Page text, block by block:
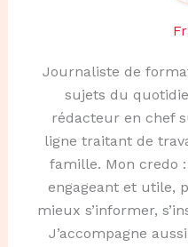
Journaliste de
sujets du
rédacteur en chef
ligne traitant de
famille. Mon credo
engageant et utile,
mieux s’informer,
J’accompagne